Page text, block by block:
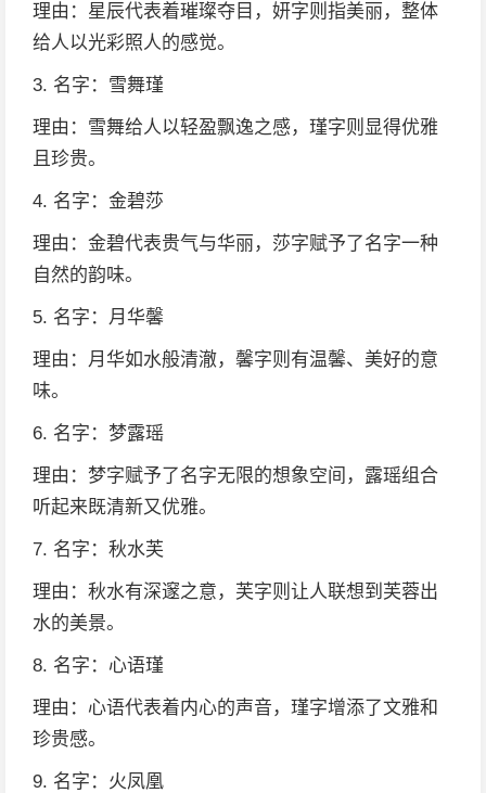
理由：星辰代表着璀璨夺目，妍字则指美丽，整体
给人以光彩照人的感觉。
3. 名字：雪舞瑾
理由：雪舞给人以轻盈飘逸之感，瑾字则显得优雅
且珍贵。
4. 名字：金碧莎
理由：金碧代表贵气与华丽，莎字赋予了名字一种
自然的韵味。
5. 名字：月华馨
理由：月华如水般清澈，馨字则有温馨、美好的意
味。
6. 名字：梦露瑶
理由：梦字赋予了名字无限的想象空间，露瑶组合
听起来既清新又优雅。
7. 名字：秋水芙
理由：秋水有深邃之意，芙字则让人联想到芙蓉出
水的美景。
8. 名字：心语瑾
理由：心语代表着内心的声音，瑾字增添了文雅和
珍贵感。
9. 名字：火凤凰